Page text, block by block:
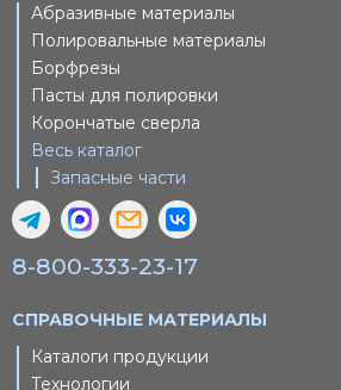
Абразивные материалы
Полировальные материалы
Борфрезы
Пасты для полировки
Корончатые сверла
Весь каталог
Запасные части
8-800-333-23-17
СПРАВОЧНЫЕ МАТЕРИАЛЫ
Каталоги продукции
Технологии